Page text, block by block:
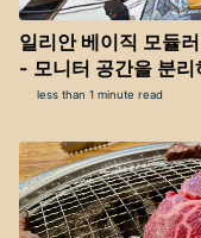
일리안 베이직 모듈
- 모니터 공간을 분
less than 1 minute read